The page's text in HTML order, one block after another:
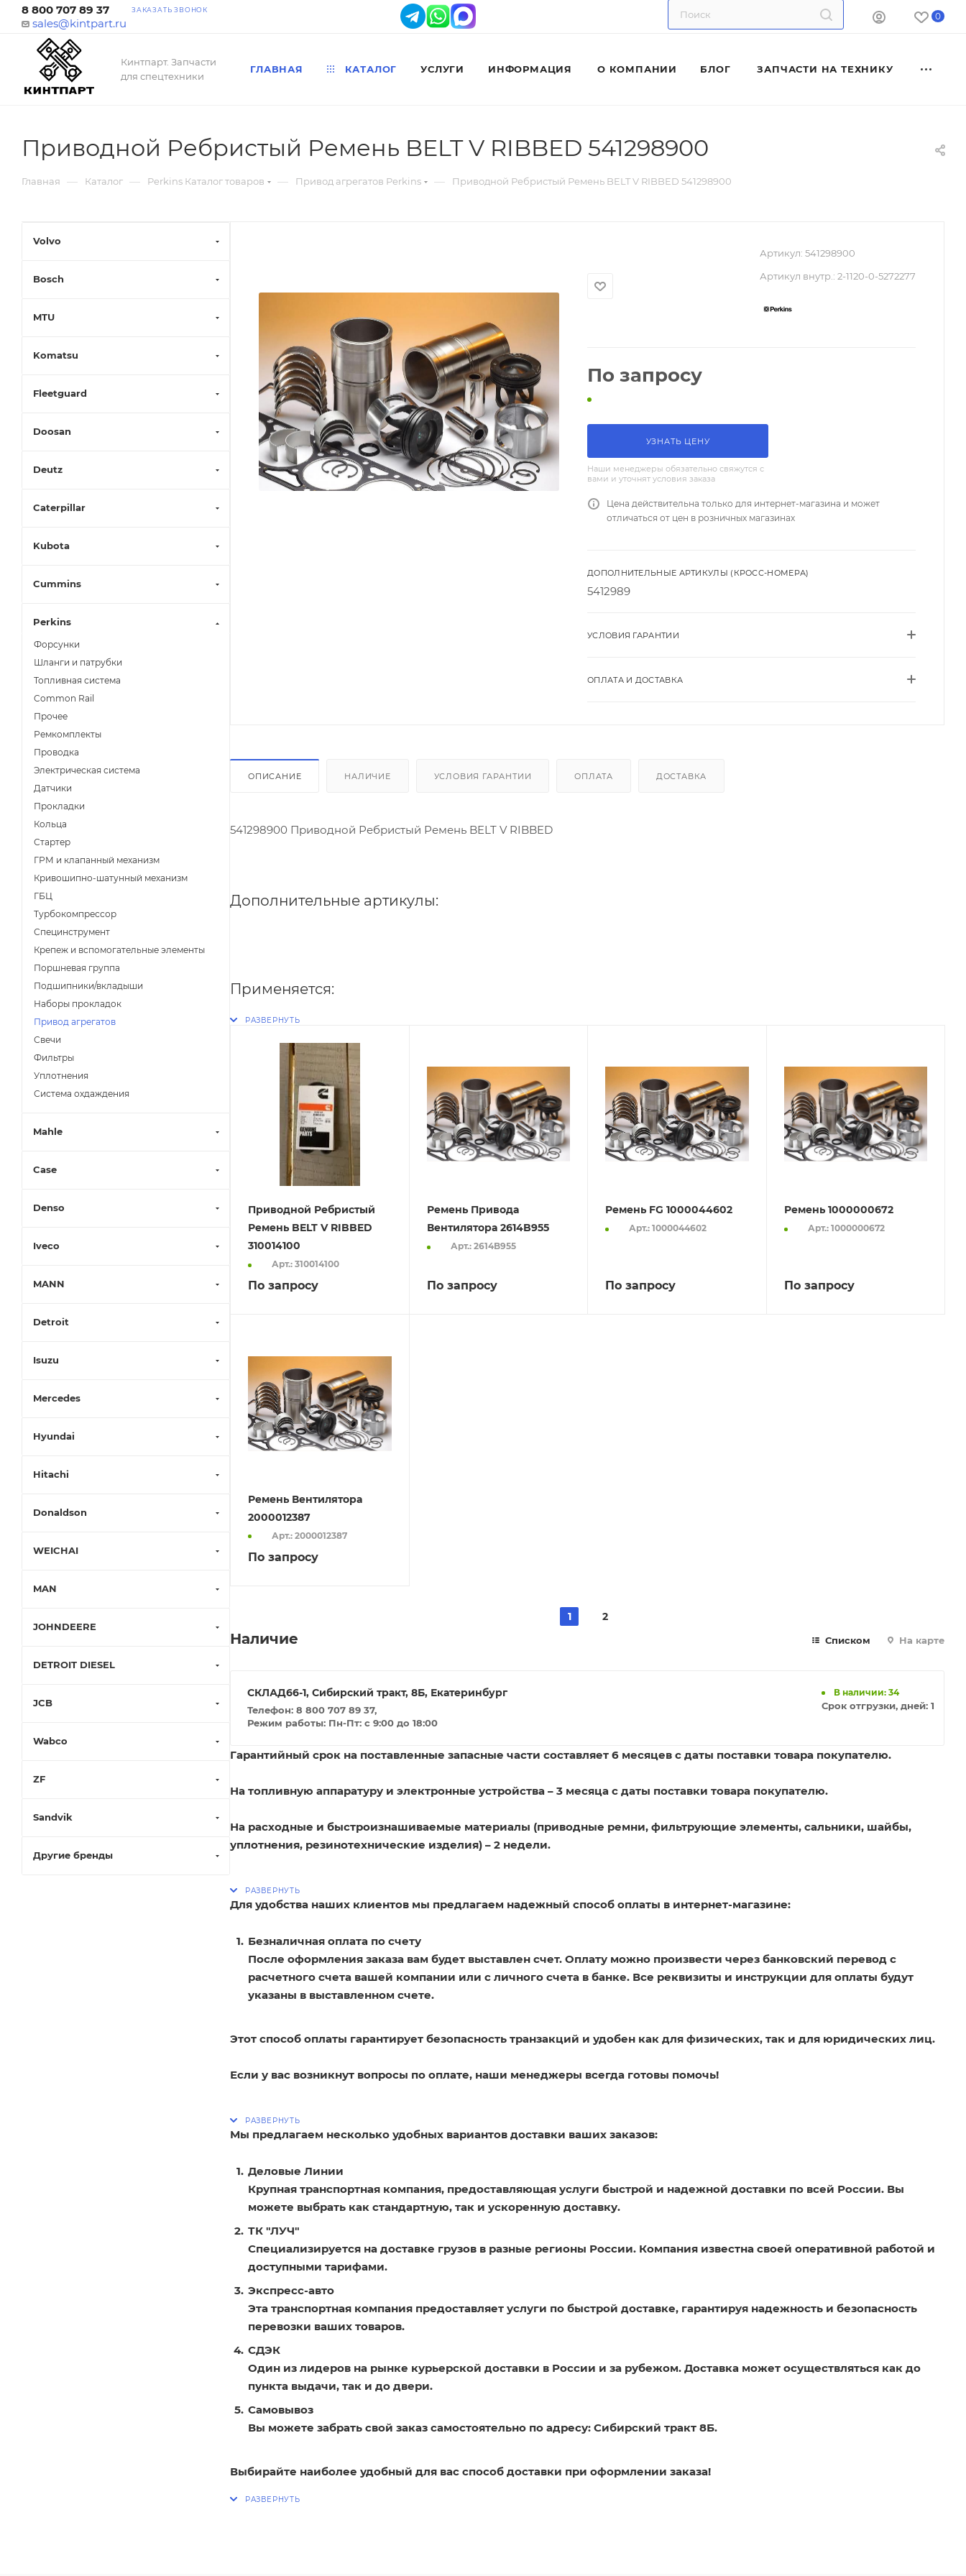
8 800 707 89 37 ЗАКАЗАТЬ ЗВОНОК
sales@kintpart.ru
0
Кинтпарт. Запчасти
для спецтехники
ГЛАВНАЯ КАТАЛОГ УСЛУГИ ИНФОРМАЦИЯ О КОМПАНИИ БЛОГ ЗАПЧАСТИ НА ТЕХНИКУ
Приводной Ребристый Ремень BELT V RIBBED 541298900
Главная — Каталог — Perkins Каталог товаров — Привод агрегатов Perkins — Приводной Ребристый Ремень BELT V RIBBED 541298900
Артикул: 541298900
Артикул внутр.: 2-1120-0-5272277
По запросу
УЗНАТЬ ЦЕНУ
Наши менеджеры обязательно свяжутся с
вами и уточнят условия заказа
Цена действительна только для интернет-магазина и может
отличаться от цен в розничных магазинах
ДОПОЛНИТЕЛЬНЫЕ АРТИКУЛЫ (КРОСС-НОМЕРА)
5412989
УСЛОВИЯ ГАРАНТИИ
ОПЛАТА И ДОСТАВКА
ОПИСАНИЕ НАЛИЧИЕ УСЛОВИЯ ГАРАНТИИ ОПЛАТА ДОСТАВКА
541298900 Приводной Ребристый Ремень BELT V RIBBED
Дополнительные артикулы:
Применяется:
Приводной Ребристый
Ремень BELT V RIBBED
310014100
Арт.: 310014100
По запросу
Ремень Привода
Вентилятора 2614B955
Арт.: 2614B955
По запросу
Ремень FG 1000044602
Арт.: 1000044602
По запросу
Ремень 1000000672
Арт.: 1000000672
По запросу
Ремень Вентилятора
2000012387
Арт.: 2000012387
По запросу
1 2
Наличие Списком На карте
СКЛАД66-1, Сибирский тракт, 8Б, Екатеринбург
Телефон: 8 800 707 89 37,
Режим работы: Пн-Пт: с 9:00 до 18:00
В наличии: 34
Срок отгрузки, дней: 1
Гарантийный срок на поставленные запасные части составляет 6 месяцев с даты поставки товара покупателю.
На топливную аппаратуру и электронные устройства – 3 месяца с даты поставки товара покупателю.
На расходные и быстроизнашиваемые материалы (приводные ремни, фильтрующие элементы, сальники, шайбы,
уплотнения, резинотехнические изделия) – 2 недели.
Для удобства наших клиентов мы предлагаем надежный способ оплаты в интернет-магазине:
Безналичная оплата по счету
После оформления заказа вам будет выставлен счет. Оплату можно произвести через банковский перевод с
расчетного счета вашей компании или с личного счета в банке. Все реквизиты и инструкции для оплаты будут
указаны в выставленном счете.
Этот способ оплаты гарантирует безопасность транзакций и удобен как для физических, так и для юридических лиц.
Если у вас возникнут вопросы по оплате, наши менеджеры всегда готовы помочь!
Мы предлагаем несколько удобных вариантов доставки ваших заказов:
Деловые Линии
Крупная транспортная компания, предоставляющая услуги быстрой и надежной доставки по всей России. Вы
можете выбрать как стандартную, так и ускоренную доставку.
ТК "ЛУЧ"
Специализируется на доставке грузов в разные регионы России. Компания известна своей оперативной работой и
доступными тарифами.
Экспресс-авто
Эта транспортная компания предоставляет услуги по быстрой доставке, гарантируя надежность и безопасность
перевозки ваших товаров.
СДЭК
Один из лидеров на рынке курьерской доставки в России и за рубежом. Доставка может осуществляться как до
пункта выдачи, так и до двери.
Самовывоз
Вы можете забрать свой заказ самостоятельно по адресу: Сибирский тракт 8Б.
Выбирайте наиболее удобный для вас способ доставки при оформлении заказа!
Volvo
Bosch
MTU
Komatsu
Fleetguard
Doosan
Deutz
Caterpillar
Kubota
Cummins
Perkins
Форсунки
Шланги и патрубки
Топливная система
Common Rail
Прочее
Ремкомплекты
Проводка
Электрическая система
Датчики
Прокладки
Кольца
Стартер
ГРМ и клапанный механизм
Кривошипно-шатунный механизм
ГБЦ
Турбокомпрессор
Специнструмент
Крепеж и вспомогательные элементы
Поршневая группа
Подшипники/вкладыши
Наборы прокладок
Привод агрегатов
Свечи
Фильтры
Уплотнения
Система охдаждения
Mahle
Case
Denso
Iveco
MANN
Detroit
Isuzu
Mercedes
Hyundai
Hitachi
Donaldson
WEICHAI
MAN
JOHNDEERE
DETROIT DIESEL
JCB
Wabco
ZF
Sandvik
Другие бренды